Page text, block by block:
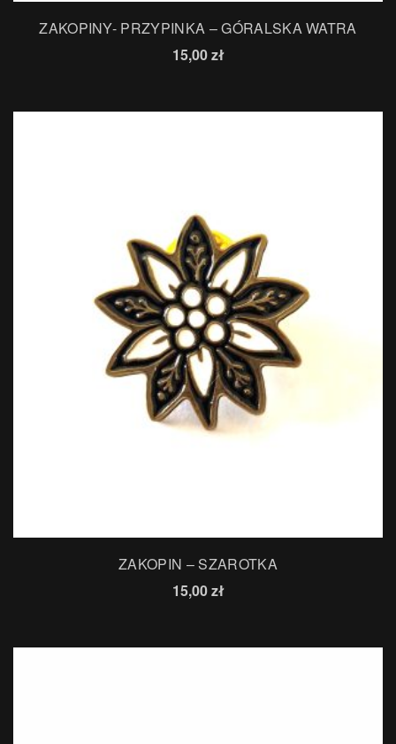
ZAKOPINY- PRZYPINKA – GÓRALSKA WATRA
15,00zł
ZAKOPIN – SZAROTKA
15,00zł